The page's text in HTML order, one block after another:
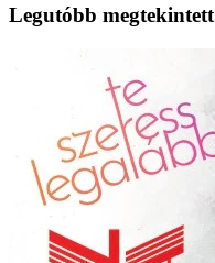
Legutóbb megtekintett